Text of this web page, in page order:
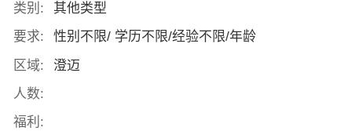
类别:
其他类型
要求:
性别不限/ 学历不限/经验不限/年龄
区域:
澄迈
人数:
福利: